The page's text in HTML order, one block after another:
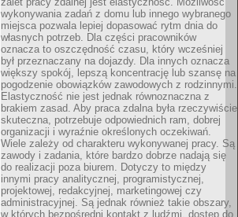
wykonywania zadań z domu lub innego wybranego
miejsca pozwala lepiej dopasować rytm dnia do
własnych potrzeb. Dla części pracowników
oznacza to oszczędność czasu, który wcześniej
był przeznaczany na dojazdy. Dla innych oznacza
większy spokój, lepszą koncentrację lub szansę na
pogodzenie obowiązków zawodowych z rodzinnymi.
Elastyczność nie jest jednak równoznaczna z
brakiem zasad. Aby praca zdalna była rzeczywiście
skuteczna, potrzebuje odpowiednich ram, dobrej
organizacji i wyraźnie określonych oczekiwań.
Wiele zależy od charakteru wykonywanej pracy. Są
zawody i zadania, które bardzo dobrze nadają się
do realizacji poza biurem. Dotyczy to między
innymi pracy analitycznej, programistycznej,
projektowej, redakcyjnej, marketingowej czy
administracyjnej. Są jednak również takie obszary,
w których bezpośredni kontakt z ludźmi, dostęp do